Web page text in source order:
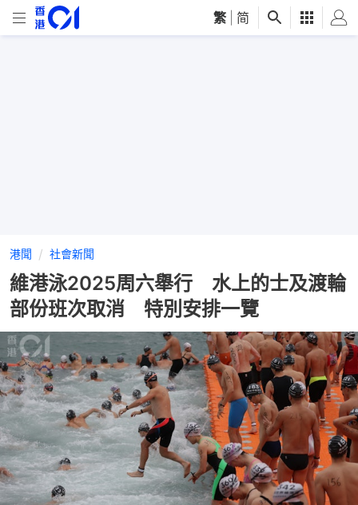
繁 简
港聞 社會新聞
維港泳2025周六舉行 水上的士及渡輪
部份班次取消 特別安排一覽